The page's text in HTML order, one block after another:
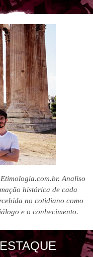
Analiso
histórica de cada
no cotidiano como
e o conhecimento.